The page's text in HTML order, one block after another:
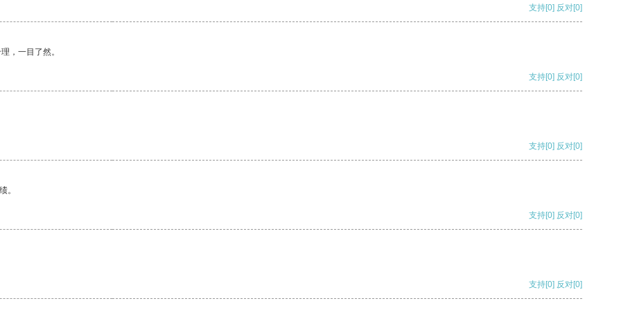
支持[0] 反对[0]
，一目了然。
支持[0] 反对[0]
支持[0] 反对[0]
。
支持[0] 反对[0]
支持[0] 反对[0]